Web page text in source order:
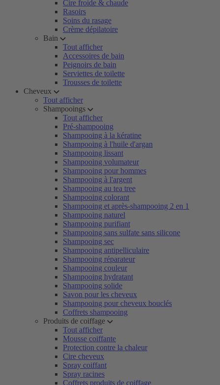
Cire froide & chaude
Rasoirs
Soins du rasage
Crème dépilatoire
Bain
Tout afficher
Accessoires de bain
Peignoirs de bain
Serviettes de toilette
Trousses de toilette
Cheveux
Tout afficher
Shampooings
Tout afficher
Pré-shampooing
Shampooing à la kératine
Shampooing à l'huile d'argan
Shampooing lissant
Shampooing volumateur
Shampooing pour hommes
Shampooing à l'argent
Shampooing au tea tree
Shampooing colorant
Shampooing et après-shampooing 2 en 1
Shampooing naturel
Shampooing purifiant
Shampooing sans sulfate sans silicone
Shampooing sec
Shampooing antipelliculaire
Shampooing réparateur
Shampooing couleur
Shampooing hydratant
Shampooing solide
Savon pour les cheveux
Shampooing pour cheveux bouclés
Coffrets shampooing
Produits de coiffage
Tout afficher
Mousse coiffante
Protection contre la chaleur
Cire cheveux
Spray coiffant
Spray racines
Coffrets produits de coiffage